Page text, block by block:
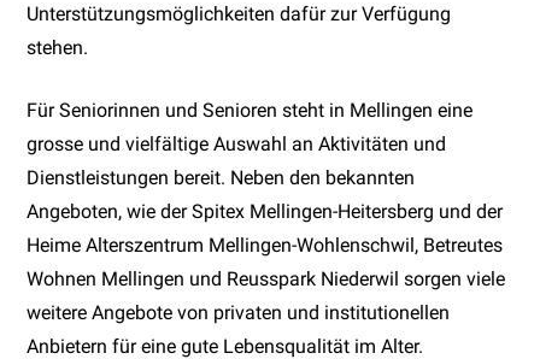
Unterstützungsmöglichkeiten dafür zur Verfügung
stehen.
Für Seniorinnen und Senioren steht in Mellingen eine
grosse und vielfältige Auswahl an Aktivitäten und
Dienstleistungen bereit. Neben den bekannten
Angeboten, wie der Spitex Mellingen-Heitersberg und der
Heime Alterszentrum Mellingen-Wohlenschwil, Betreutes
Wohnen Mellingen und Reusspark Niederwil sorgen viele
weitere Angebote von privaten und institutionellen
Anbietern für eine gute Lebensqualität im Alter.